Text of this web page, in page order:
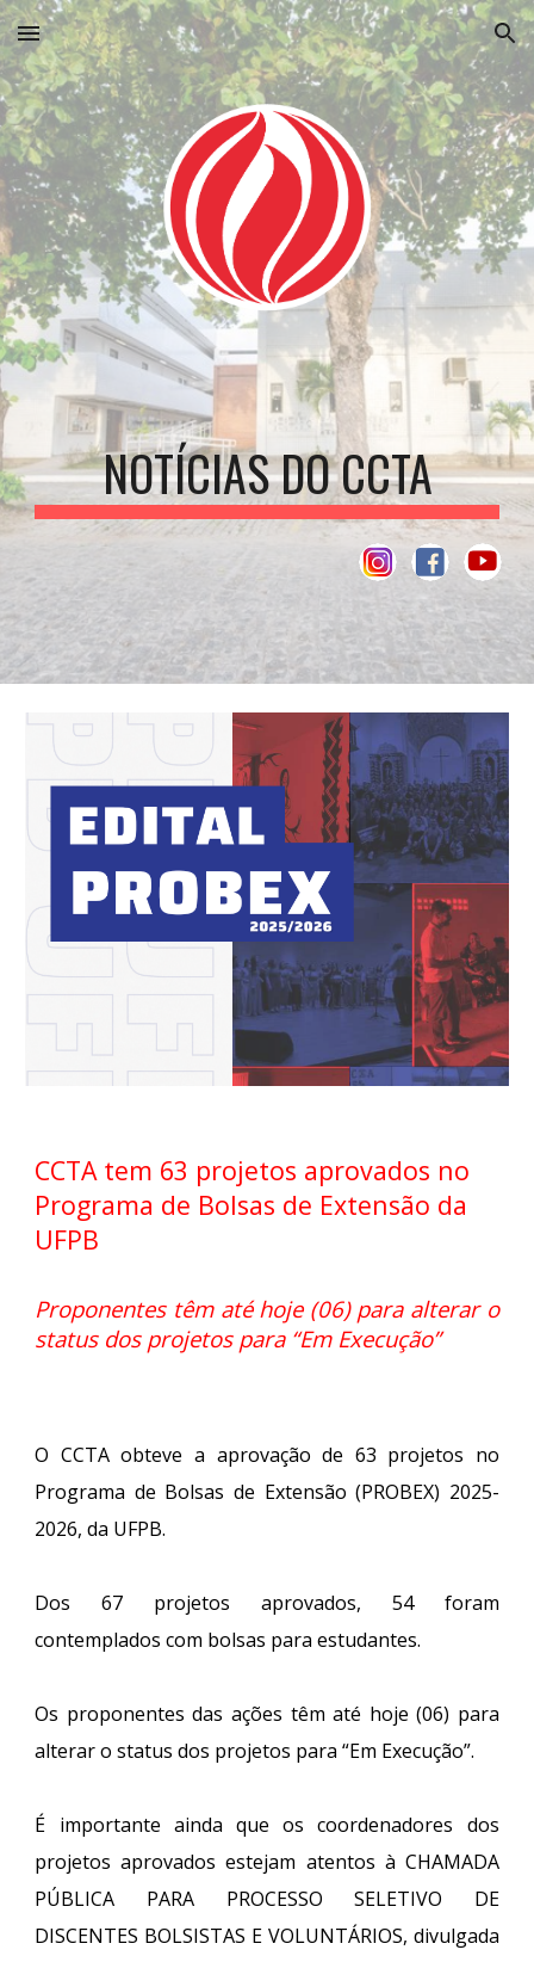
Skip to main content Skip to navigation
NOTÍCIAS DO CCTA
CCTA tem 63 projetos aprovados no
Programa de Bolsas de Extensão da
UFPB
Proponentes têm até hoje (06) para alterar o
status dos projetos para “Em Execução”
O CCTA obteve a aprovação de 63 projetos no
Programa de Bolsas de Extensão (PROBEX) 2025-
2026, da UFPB.
Dos 67 projetos aprovados, 54 foram
contemplados com bolsas para estudantes.
Os proponentes das ações têm até hoje (06) para
alterar o status dos projetos para “Em Execução”.
É importante ainda que os coordenadores dos
projetos aprovados estejam atentos à CHAMADA
PÚBLICA PARA PROCESSO SELETIVO DE
DISCENTES BOLSISTAS E VOLUNTÁRIOS, divulgada